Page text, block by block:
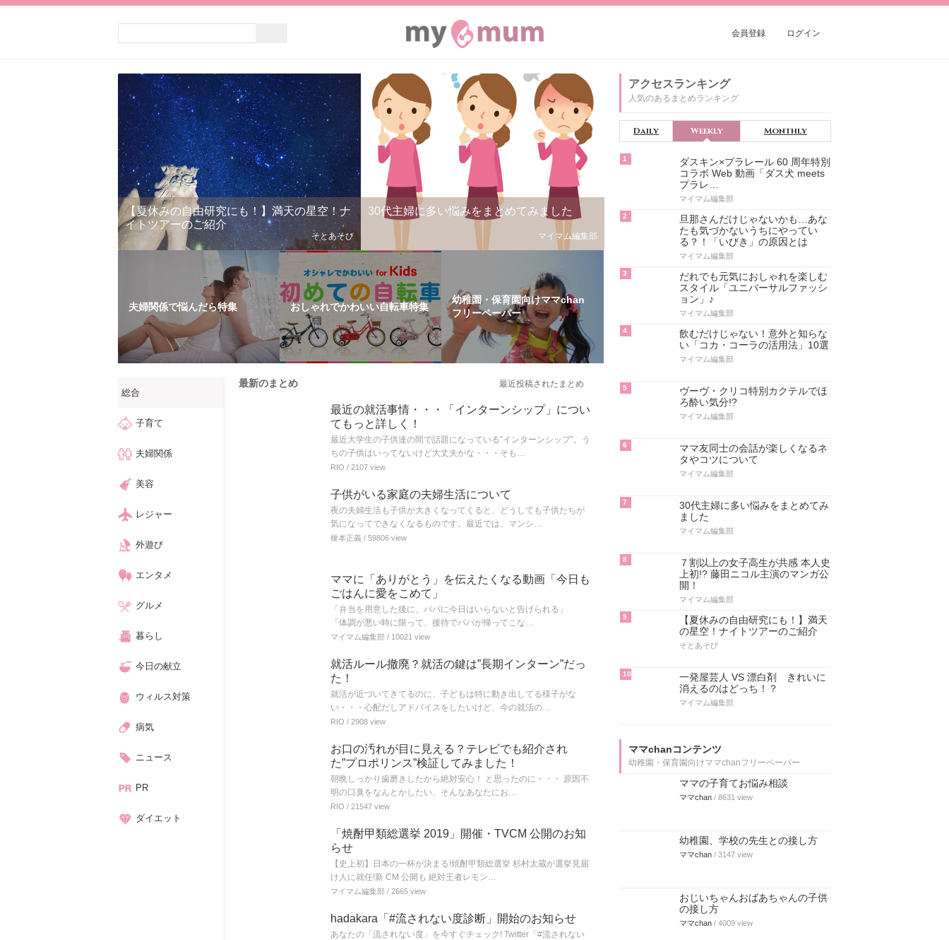
会員登録 ログイン
【夏休みの自由研究にも！】満天の星空！ナ
イトツアーのご紹介
そとあそび
30代主婦に多い悩みをまとめてみました
マイマム編集部
夫婦関係で悩んだら特集 おしゃれでかわいい自転車特集
幼稚園・保育園向けママchan
フリーペーパー
総合
子育て
夫婦関係
美容
レジャー
外遊び
エンタメ
グルメ
暮らし
今日の献立
ウィルス対策
病気
ニュース
PR
ダイエット
最新のまとめ 最近投稿されたまとめ
最近の就活事情・・・「インターンシップ」につい
てもっと詳しく！
最近大学生の子供達の間で話題になっている”インターンシップ”。う
ちの子供はいってないけど大丈夫かな・・・そも…
RIO / 2107 view
子供がいる家庭の夫婦生活について
夜の夫婦生活も子供が大きくなってくると、どうしても子供たちが
気になってできなくなるものです。最近では、マンシ…
榎本正義 / 59806 view
ママに「ありがとう」を伝えたくなる動画「今日も
ごはんに愛をこめて」
「弁当を用意した後に、パパに今日はいらないと告げられる」
「体調が悪い時に限って、接待でパパが帰ってこな…
マイマム編集部 / 10021 view
就活ルール撤廃？就活の鍵は”長期インターン”だっ
た！
就活が近づいてきてるのに、子どもは特に動き出してる様子がな
い・・・心配だしアドバイスをしたいけど、今の就活の…
RIO / 2908 view
お口の汚れが目に見える？テレビでも紹介され
た”プロポリンス”検証してみました！
朝晩しっかり歯磨きしたから絶対安心！ と思ったのに・・・ 原因不
明の口臭をなんとかしたい、そんなあなたにお…
RIO / 21547 view
「焼酎甲類総選挙 2019」開催・TVCM 公開のお知
らせ
【史上初】日本の一杯が決まる!焼酎甲類総選挙 杉村太蔵が選挙見届
け人に就任!新 CM 公開も 絶対王者レモン…
マイマム編集部 / 2665 view
hadakara「#流されない度診断」開始のお知らせ
あなたの「流されない度」を今すぐチェック! Twitter「#流されない
アクセスランキング
人気のあるまとめランキング
Daily Weekly Monthly
1
ダスキン×プラレール 60 周年特別
コラボ Web 動画「ダス犬 meets
プラレ…
マイマム編集部
2
旦那さんだけじゃないかも…あな
たも気づかないうちにやってい
る？！「いびき」の原因とは
マイマム編集部
3
だれでも元気におしゃれを楽しむ
スタイル「ユニバーサルファッシ
ョン」♪
マイマム編集部
4
飲むだけじゃない！意外と知らな
い「コカ・コーラの活用法」10選
マイマム編集部
5
ヴーヴ・クリコ特別カクテルでほ
ろ酔い気分!?
マイマム編集部
6
ママ友同士の会話が楽しくなるネ
タやコツについて
マイマム編集部
7
30代主婦に多い悩みをまとめてみ
ました
マイマム編集部
8
７割以上の女子高生が共感 本人史
上初!? 藤田ニコル主演のマンガ公
開！
マイマム編集部
9
【夏休みの自由研究にも！】満天
の星空！ナイトツアーのご紹介
そとあそび
10
一発屋芸人 VS 漂白剤 きれいに
消えるのはどっち！？
マイマム編集部
ママchanコンテンツ
幼稚園・保育園向けママchanフリーペーパー
ママの子育てお悩み相談
ママchan / 8631 view
幼稚園、学校の先生との接し方
ママchan / 3147 view
おじいちゃんおばあちゃんの子供
の接し方
ママchan / 4009 view